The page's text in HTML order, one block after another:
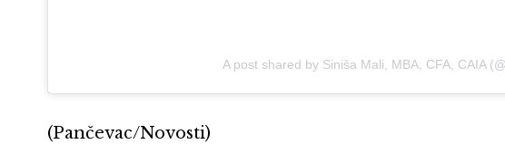
A post shared by Siniša Mali, MBA, CFA, CAIA
(Pančevac/Novosti)